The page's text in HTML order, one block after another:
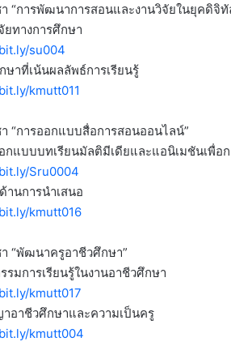
“การพัฒนาการสอนและงานวิจัยในยุคดิจิทั
ยทางการศึกษา
su004
ษาที่เน้นผลลัพธ์การเรียนรู้
kmutt011
“การออกแบบสื่อการสอนออนไลน์”
กแบบบทเรียนมัลติมีเดียและแอนิเมชันเพื่อ
Sru0004
านการนำเสนอ
kmutt016
“พัฒนาครูอาชีวศึกษา”
รมการเรียนรู้ในงานอาชีวศึกษา
kmutt017
อาชีวศึกษาและความเป็นครู
kmutt004